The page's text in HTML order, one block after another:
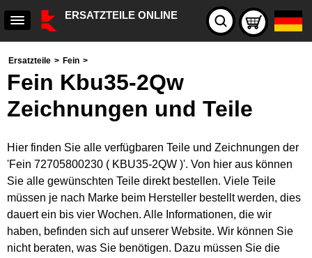
ERSATZTEILE ONLINE
Ersatzteile > Fein >
Fein Kbu35-2Qw
Zeichnungen und Teile
Hier finden Sie alle verfügbaren Teile und Zeichnungen der
'Fein 72705800230 ( KBU35-2QW )'. Von hier aus können
Sie alle gewünschten Teile direkt bestellen. Viele Teile
müssen je nach Marke beim Hersteller bestellt werden, dies
dauert ein bis vier Wochen. Alle Informationen, die wir
haben, befinden sich auf unserer Website. Wir können Sie
nicht beraten, was Sie benötigen. Dazu müssen Sie die